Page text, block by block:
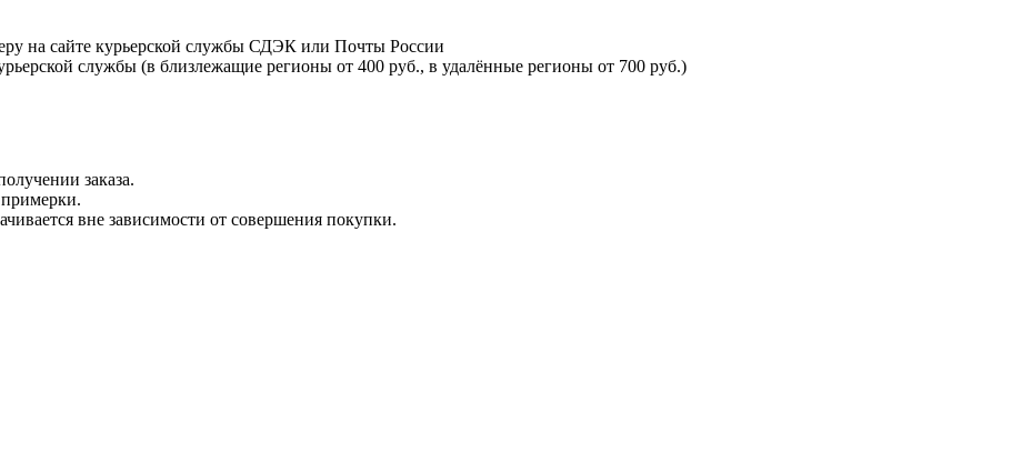
на сайте курьерской службы СДЭК или Почты России
службы (в близлежащие регионы от 400 руб., в удалённые регионы от 700 руб.)
заказа.
вне зависимости от совершения покупки.